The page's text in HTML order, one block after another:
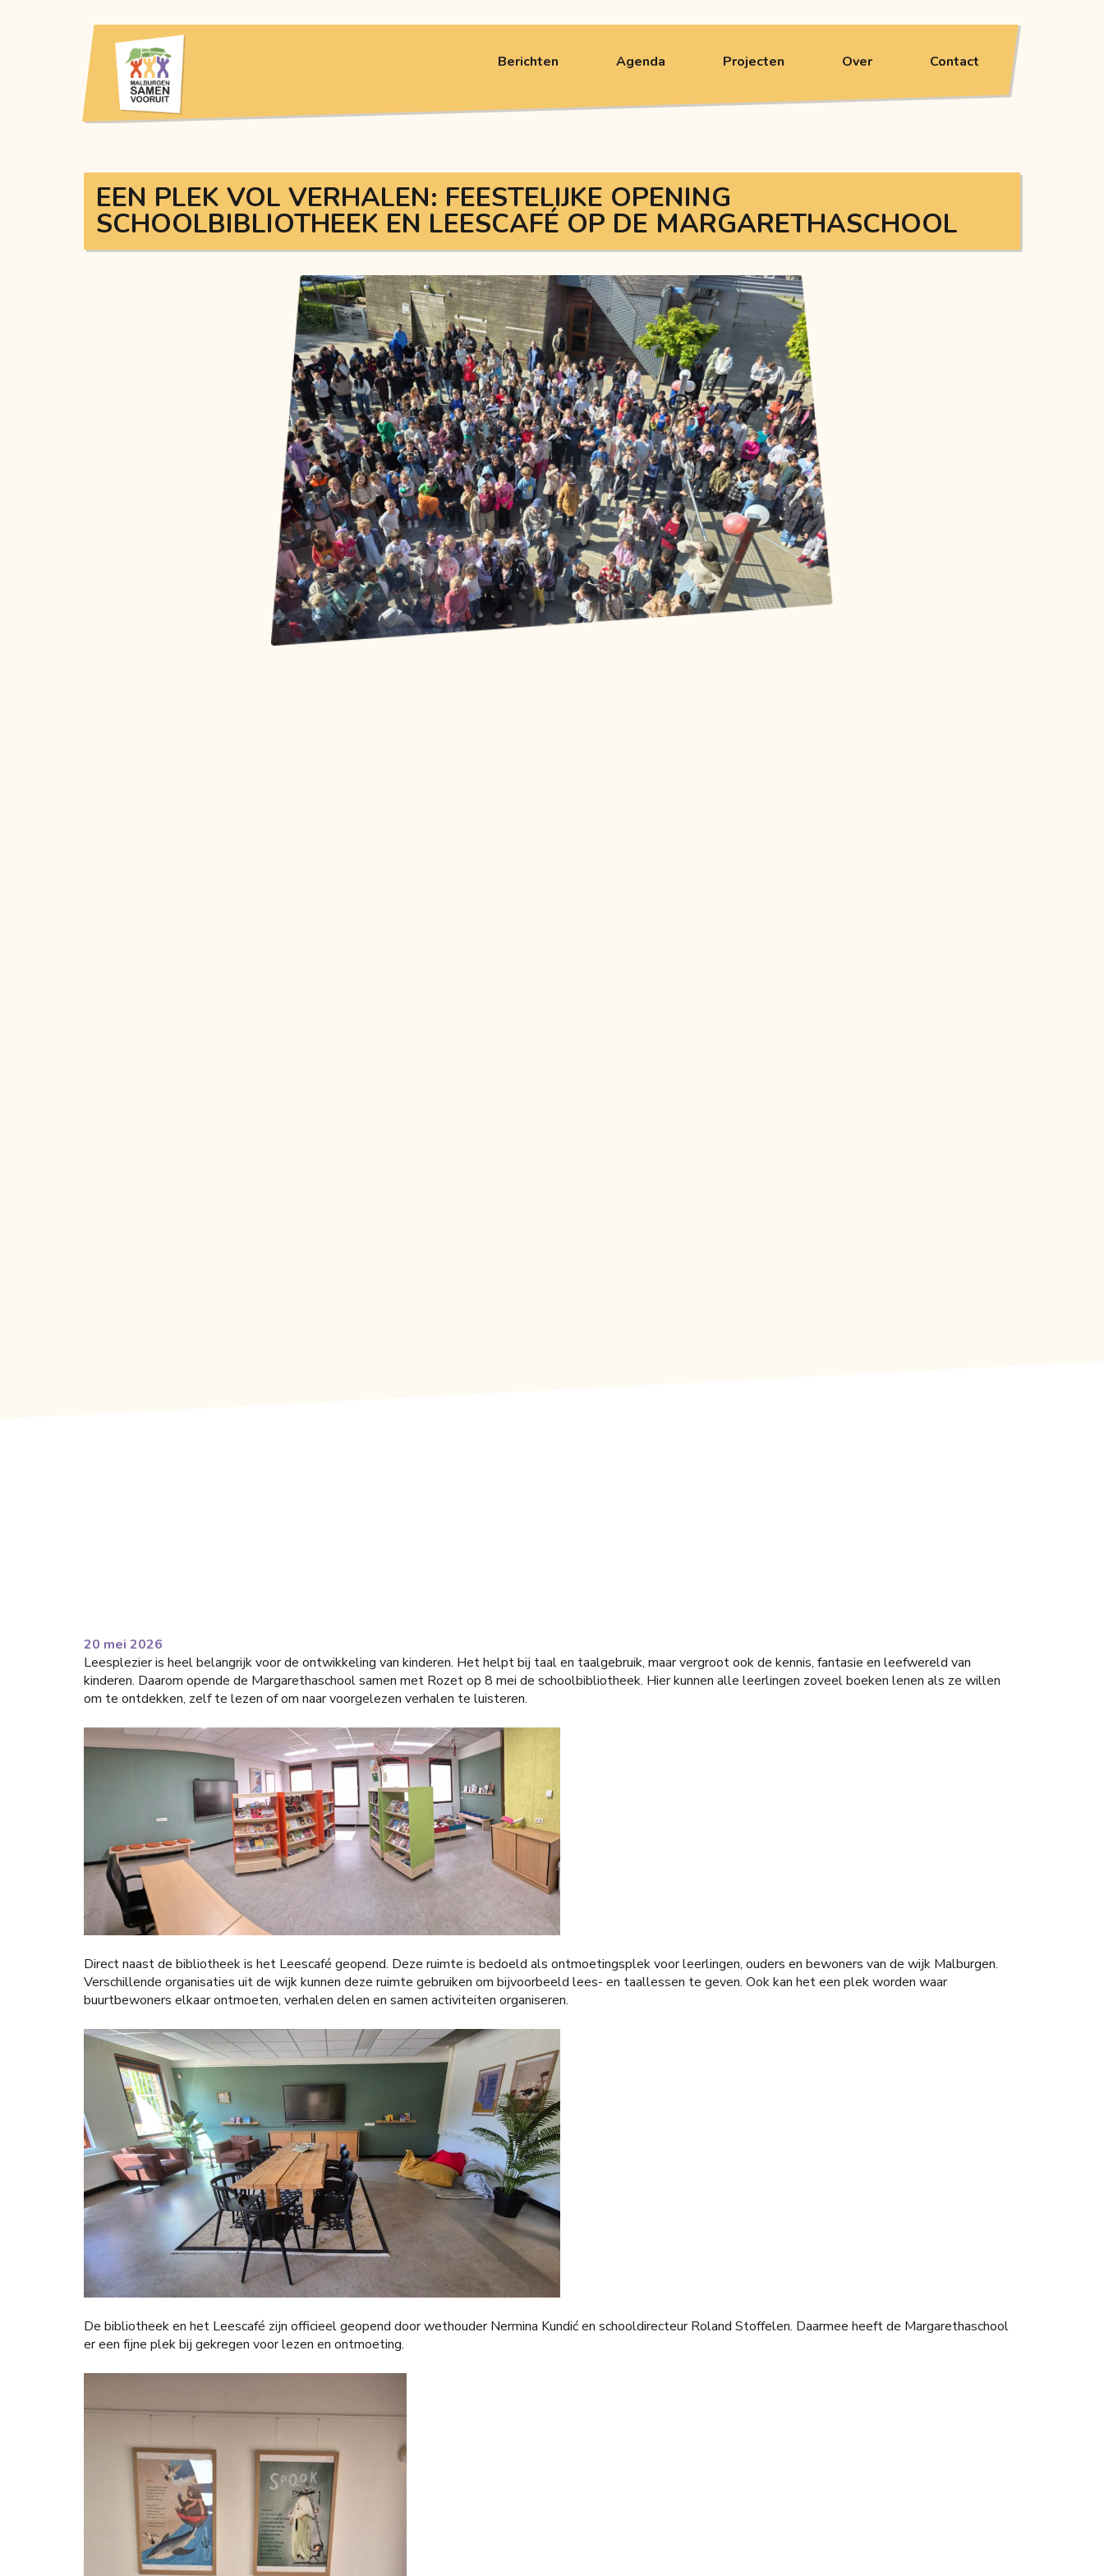
Berichten Agenda Projecten Over Contact
EEN PLEK VOL VERHALEN: FEESTELIJKE OPENING
SCHOOLBIBLIOTHEEK EN LEESCAFÉ OP DE MARGARETHASCHOOL
20 mei 2026
Leesplezier is heel belangrijk voor de ontwikkeling van kinderen. Het helpt bij taal en taalgebruik, maar vergroot ook de kennis, fantasie en leefwereld van
kinderen. Daarom opende de Margarethaschool samen met Rozet op 8 mei de schoolbibliotheek. Hier kunnen alle leerlingen zoveel boeken lenen als ze willen
om te ontdekken, zelf te lezen of om naar voorgelezen verhalen te luisteren.
Direct naast de bibliotheek is het Leescafé geopend. Deze ruimte is bedoeld als ontmoetingsplek voor leerlingen, ouders en bewoners van de wijk Malburgen.
Verschillende organisaties uit de wijk kunnen deze ruimte gebruiken om bijvoorbeeld lees- en taallessen te geven. Ook kan het een plek worden waar
buurtbewoners elkaar ontmoeten, verhalen delen en samen activiteiten organiseren.
De bibliotheek en het Leescafé zijn officieel geopend door wethouder Nermina Kundić en schooldirecteur Roland Stoffelen. Daarmee heeft de Margarethaschool
er een fijne plek bij gekregen voor lezen en ontmoeting.